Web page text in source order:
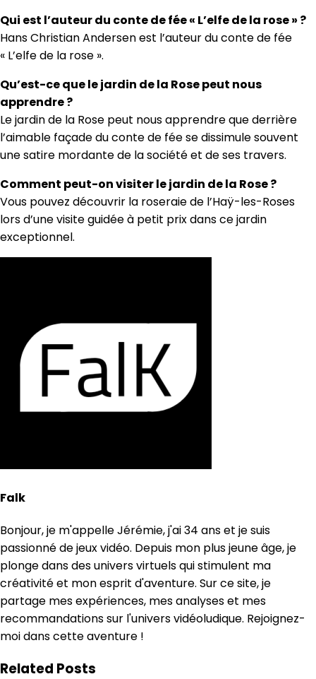
Qui est l’auteur du conte de fée « L’elfe de la rose » ?
Hans Christian Andersen est l’auteur du conte de fée
« L’elfe de la rose ».
Qu’est-ce que le jardin de la Rose peut nous
apprendre ?
Le jardin de la Rose peut nous apprendre que derrière
l’aimable façade du conte de fée se dissimule souvent
une satire mordante de la société et de ses travers.
Comment peut-on visiter le jardin de la Rose ?
Vous pouvez découvrir la roseraie de l’Haÿ-les-Roses
lors d’une visite guidée à petit prix dans ce jardin
exceptionnel.
Falk
Bonjour, je m'appelle Jérémie, j'ai 34 ans et je suis
passionné de jeux vidéo. Depuis mon plus jeune âge, je
plonge dans des univers virtuels qui stimulent ma
créativité et mon esprit d'aventure. Sur ce site, je
partage mes expériences, mes analyses et mes
recommandations sur l'univers vidéoludique. Rejoignez-
moi dans cette aventure !
Related Posts